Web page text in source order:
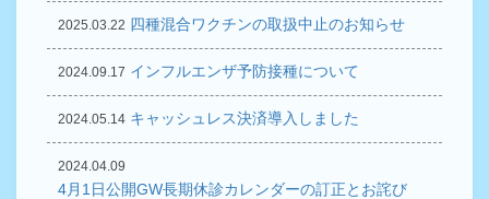
2025.03.22 四種混合ワクチンの取扱中止のお知らせ
2024.09.17 インフルエンザ予防接種について
2024.05.14 キャッシュレス決済導入しました
2024.04.09
4月1日公開GW長期休診カレンダーの訂正とお詫び